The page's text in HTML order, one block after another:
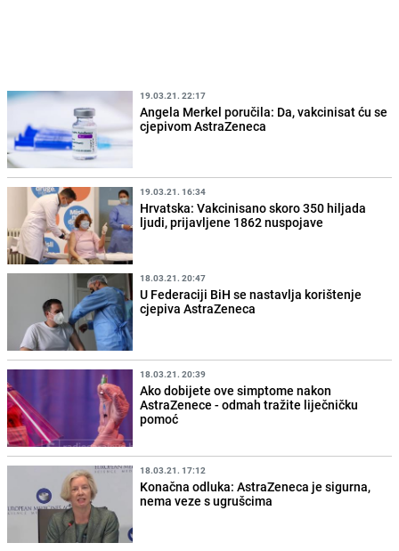
19.03.21. 22:17
Angela Merkel poručila: Da, vakcinisat ću se
cjepivom AstraZeneca
19.03.21. 16:34
Hrvatska: Vakcinisano skoro 350 hiljada
ljudi, prijavljene 1862 nuspojave
18.03.21. 20:47
U Federaciji BiH se nastavlja korištenje
cjepiva AstraZeneca
18.03.21. 20:39
Ako dobijete ove simptome nakon
AstraZenece - odmah tražite liječničku
pomoć
18.03.21. 17:12
Konačna odluka: AstraZeneca je sigurna,
nema veze s ugrušcima